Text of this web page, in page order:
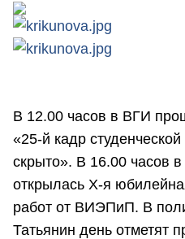
В 12.00 часов в ВГИ
«25-й кадр
скрыто». В 16.00 часов
открылась X-я
работ от ВИЭПиП. В
Татьянин день отметят